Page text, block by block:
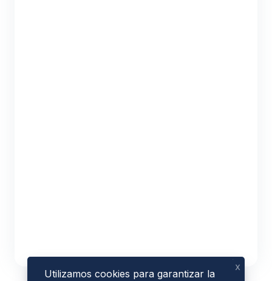
Utilizamos cookies para garantizar la
x